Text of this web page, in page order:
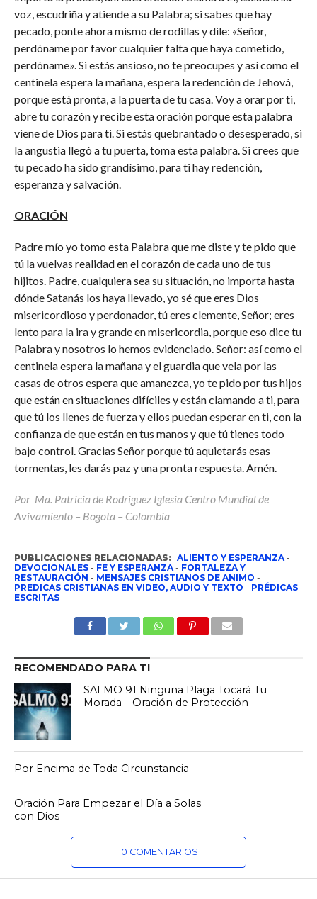
voz, escudriña y atiende a su Palabra; si sabes que hay
pecado, ponte ahora mismo de rodillas y dile: «Señor,
perdóname por favor cualquier falta que haya cometido,
perdóname». Si estás ansioso, no te preocupes y así como el
centinela espera la mañana, espera la redención de Jehová,
porque está pronta, a la puerta de tu casa. Voy a orar por ti,
abre tu corazón y recibe esta oración porque esta palabra
viene de Dios para ti. Si estás quebrantado o desesperado, si
la angustia llegó a tu puerta, toma esta palabra. Si crees que
tu pecado ha sido grandísimo, para ti hay redención,
esperanza y salvación.
ORACIÓN
Padre mío yo tomo esta Palabra que me diste y te pido que
tú la vuelvas realidad en el corazón de cada uno de tus
hijitos. Padre, cualquiera sea su situación, no importa hasta
dónde Satanás los haya llevado, yo sé que eres Dios
misericordioso y perdonador, tú eres clemente, Señor; eres
lento para la ira y grande en misericordia, porque eso dice tu
Palabra y nosotros lo hemos evidenciado. Señor: así como el
centinela espera la mañana y el guardia que vela por las
casas de otros espera que amanezca, yo te pido por tus hijos
que están en situaciones difíciles y están clamando a ti, para
que tú los llenes de fuerza y ellos puedan esperar en ti, con la
confianza de que están en tus manos y que tú tienes todo
bajo control. Gracias Señor porque tú aquietarás esas
tormentas, les darás paz y una pronta respuesta. Amén.
Por Ma. Patricia de Rodriguez Iglesia Centro Mundial de
Avivamiento – Bogota – Colombia
PUBLICACIONES RELACIONADAS: ALIENTO Y ESPERANZA-
DEVOCIONALES- FE Y ESPERANZA- FORTALEZA Y
RESTAURACIÓN - MENSAJES CRISTIANOS DE ANIMO -
PREDICAS CRISTIANAS EN VIDEO, AUDIO Y TEXTO - PRÉDICAS
ESCRITAS
RECOMENDADO PARA TI
SALMO 91 Ninguna Plaga Tocará Tu
Morada – Oración de Protección
Por Encima de Toda Circunstancia
Oración Para Empezar el Día a Solas
con Dios
10 COMENTARIOS